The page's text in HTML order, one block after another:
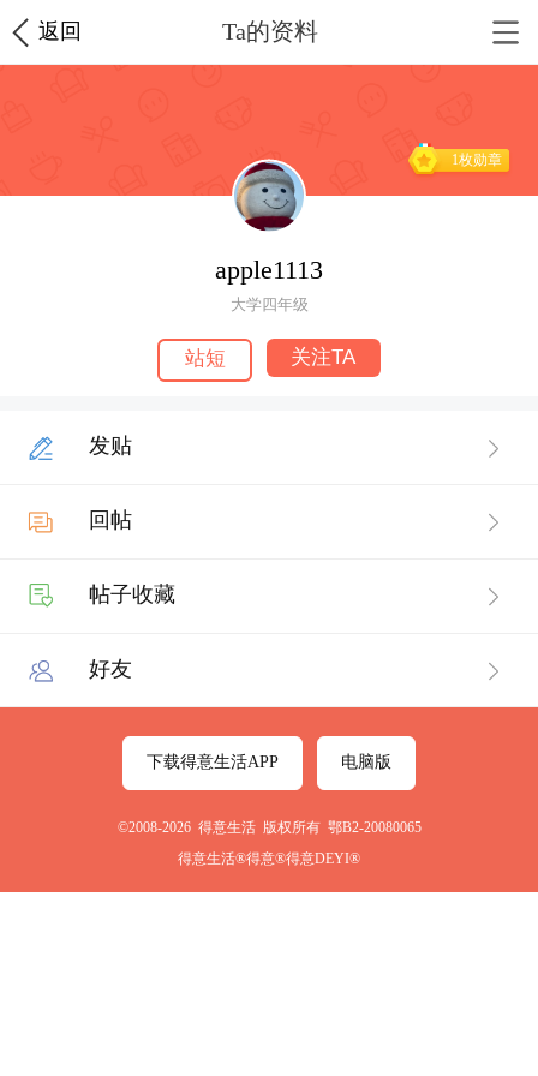
返回 Ta的资料
1枚勋章
apple1113
大学四年级
站短 关注TA
发贴
回帖
帖子收藏
好友
下载得意生活APP 电脑版
©2008-2026 得意生活 版权所有 鄂B2-20080065
得意生活®得意®得意DEYI®